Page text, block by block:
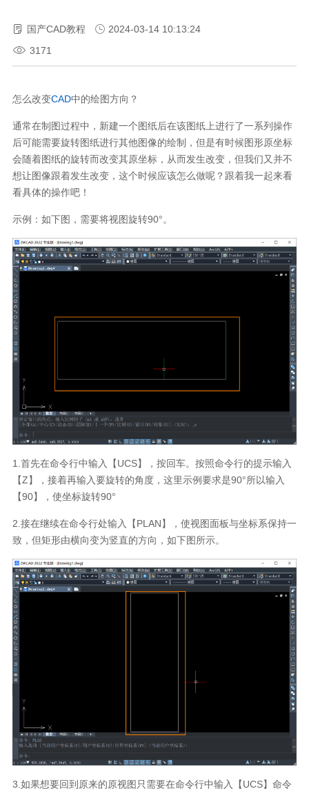
国产CAD教程
2024-03-14 10:13:24
3171
怎么改变CAD中的绘图方向？
通常在制图过程中，新建一个图纸后在该图纸上进行了一系列操作
后可能需要旋转图纸进行其他图像的绘制，但是有时候图形原坐标
会随着图纸的旋转而改变其原坐标，从而发生改变，但我们又并不
想让图像跟着发生改变，这个时候应该怎么做呢？跟着我一起来看
看具体的操作吧！
示例：如下图，需要将视图旋转90°。
1.首先在命令行中输入【UCS】，按回车。按照命令行的提示输入
【Z】，接着再输入要旋转的角度，这里示例要求是90°所以输入
【90】，使坐标旋转90°
2.接在继续在命令行处输入【PLAN】，使视图面板与坐标系保持一
致，但矩形由横向变为竖直的方向，如下图所示。
3.如果想要回到原来的原视图只需要在命令行中输入【UCS】命令